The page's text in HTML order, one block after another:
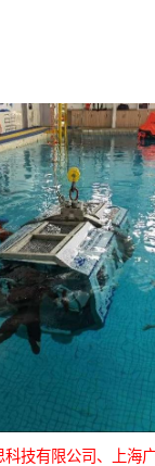
科技有限公司、上海